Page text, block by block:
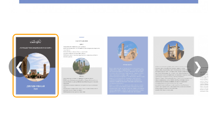
❮ ❯